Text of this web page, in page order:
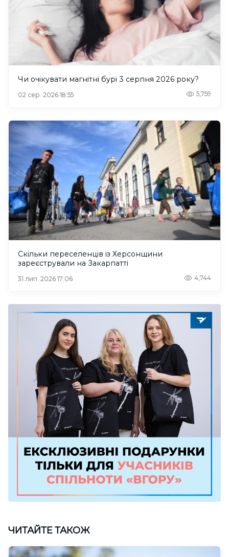
Чи очікувати магнітні бурі 3 серпня 2026 року?
02 сер. 2026 18:55 5,759
Скільки переселенців із Херсонщини
зареєстрували на Закарпатті
31 лип. 2026 17:06 4,744
ЧИТАЙТЕ ТАКОЖ